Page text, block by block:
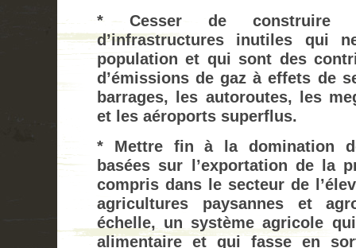
* Cesser de construire
d’infrastructures inutiles qui
population et qui sont des
d’émissions de gaz à effets de
barrages, les autoroutes, les
et les aéroports superflus.
* Mettre fin à la domination
basées sur l’exportation de la
compris dans le secteur de
agricultures paysannes et
échelle, un système agricole
alimentaire et qui fasse en